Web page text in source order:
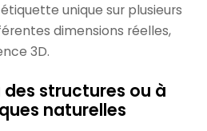
unique sur plusieurs
dimensions réelles,
3D.
structures ou à
naturelles